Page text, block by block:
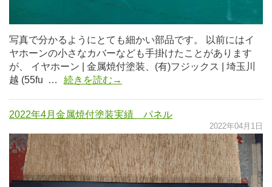
写真で分かるようにとても細かい部品です。 以前にはイ
ヤホーンの小さなカバーなども手掛けたことがあります
が、 イヤホーン | 金属焼付塗装、(有)フジックス | 埼玉川
越 (55fu …
続きを読む→
2022年4月金属焼付塗装実績 パネル
2022年04月1日